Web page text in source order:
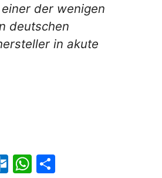
der wenigen
deutschen
in akute
O
W